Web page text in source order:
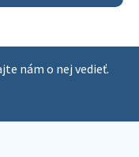
nám o nej vedieť.